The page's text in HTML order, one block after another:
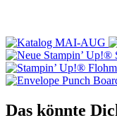
Das könnte